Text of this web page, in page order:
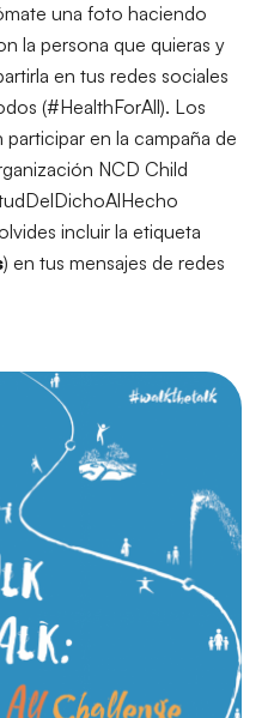
una foto haciendo
la persona que quieras y
en tus redes sociales
(#HealthForAll). Los
en la campaña de
NCD Child
incluir la etiqueta
) en tus mensajes de redes